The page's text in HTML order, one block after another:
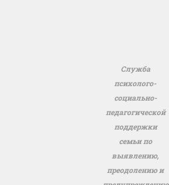
Служба
психолого-
социально-
педагогической
поддержки
семьи по
выявлению,
преодолению и